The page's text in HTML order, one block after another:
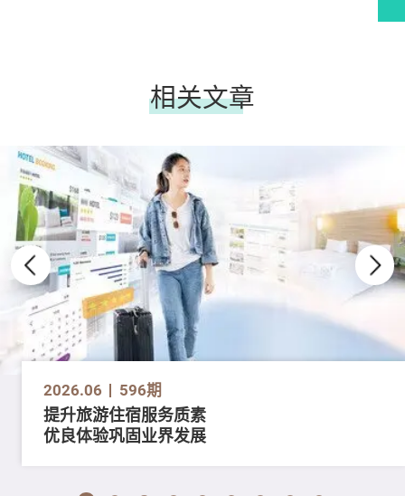
相关文章
2026.06 596期
提升旅游住宿服务质素
优良体验巩固业界发展